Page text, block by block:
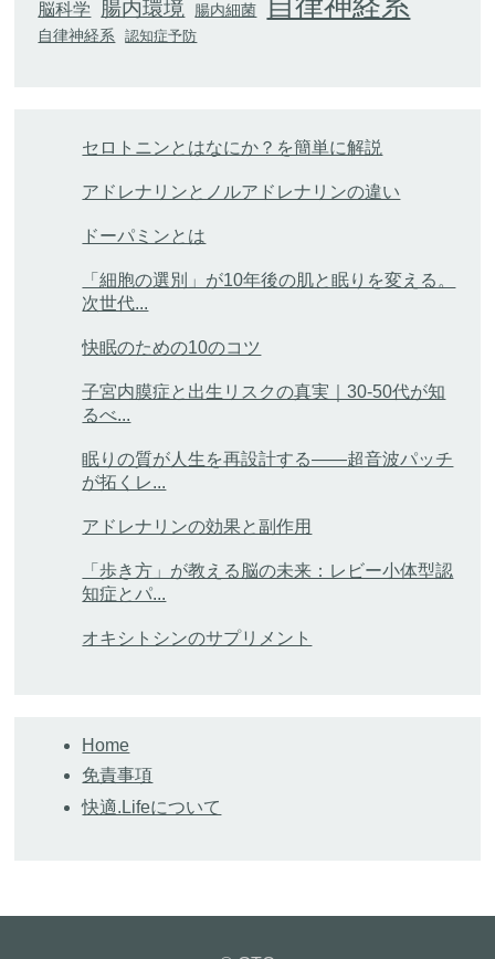
脳科学 腸内環境 腸内細菌
自律神経系 認知症予防
セロトニンとはなにか？を簡単に解説
アドレナリンとノルアドレナリンの違い
ドーパミンとは
「細胞の選別」が10年後の肌と眠りを変える。
次世代...
快眠のための10のコツ
子宮内膜症と出生リスクの真実｜30-50代が知
るべ...
眠りの質が人生を再設計する——超音波パッチ
が拓くレ...
アドレナリンの効果と副作用
「歩き方」が教える脳の未来：レビー小体型認
知症とパ...
オキシトシンのサプリメント
Home
免責事項
快適.Lifeについて